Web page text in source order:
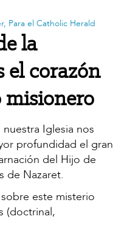
Para el Catholic Herald
la
el corazón
Iglesia nos
profundidad el gran
del Hijo de
de Nazaret.
este misterio
(doctrinal,